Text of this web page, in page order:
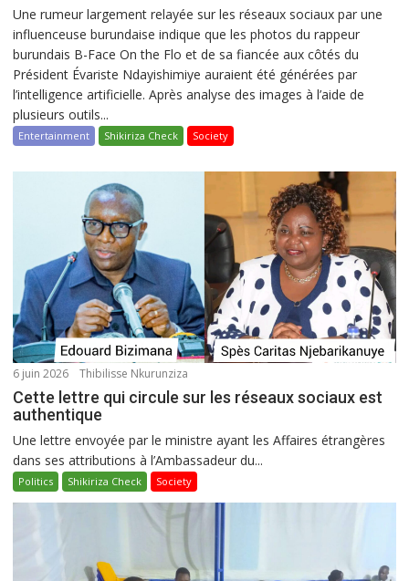
Une rumeur largement relayée sur les réseaux sociaux par une
influenceuse burundaise indique que les photos du rappeur
burundais B-Face On the Flo et de sa fiancée aux côtés du
Président Évariste Ndayishimiye auraient été générées par
l’intelligence artificielle. Après analyse des images à l’aide de
plusieurs outils...
Entertainment Shikiriza Check Society
6 juin 2026 Thibilisse Nkurunziza
Cette lettre qui circule sur les réseaux sociaux est
authentique
Une lettre envoyée par le ministre ayant les Affaires étrangères
dans ses attributions à l’Ambassadeur du...
Politics Shikiriza Check Society